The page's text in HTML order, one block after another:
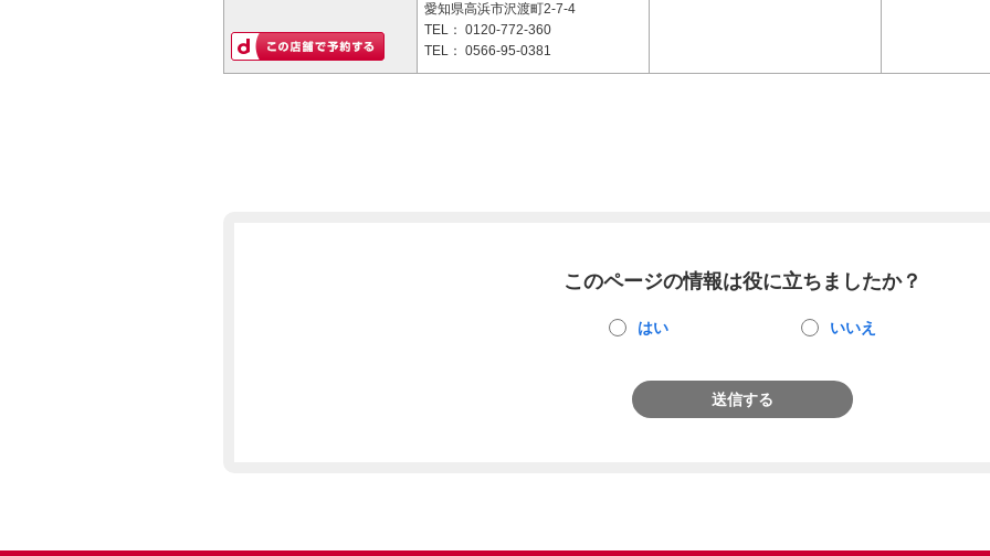
愛知県高浜市沢渡町2-7-4
TEL： 0120-772-360
TEL： 0566-95-0381
このページの情報は役に立ちましたか？
はい いいえ
送信する